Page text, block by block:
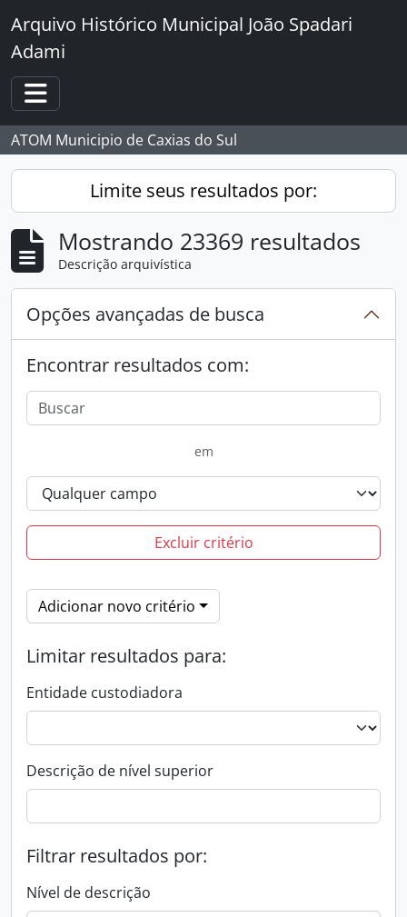
Skip to main content
Arquivo Histórico Municipal João Spadari
Adami
Toggle navigation
ATOM Municipio de Caxias do Sul
Limite seus resultados por:
Mostrando 23369 resultados
Descrição arquivística
Opções avançadas de busca
Encontrar resultados com:
em
Excluir critério
Adicionar novo critério
Limitar resultados para:
Entidade custodiadora
Descrição de nível superior
Filtrar resultados por:
Nível de descrição